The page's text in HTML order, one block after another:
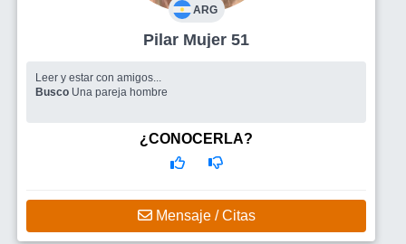
ARG
Pilar Mujer 51
Leer y estar con amigos...
Busco Una pareja hombre
¿CONOCERLA?
Mensaje / Citas